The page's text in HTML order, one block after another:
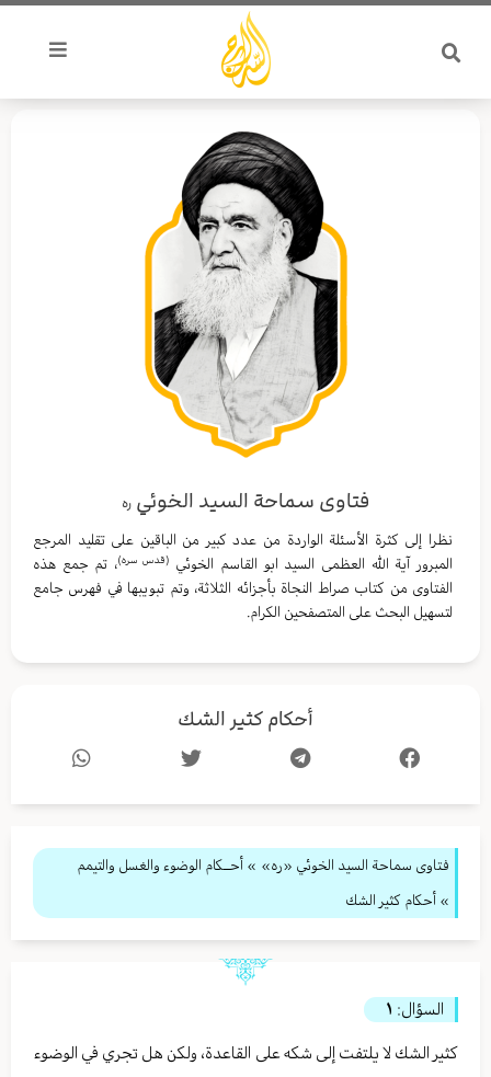
تخطي
المحتوى
فتاوى سماحة السيد الخوئي ره
نظرا إلى كثرة الأسئلة الواردة من عدد كبير من الباقين على تقليد المرجع
المبرور آية الله العظمى السيد ابو القاسم الخوئي (قدس سره)، تم جمع هذه
الفتاوى من كتاب صراط النجاة بأجزائه الثلاثة، وتم تبويبها في فهرس جامع
لتسهيل البحث على المتصفحين الكرام.
أحكام كثير الشك
فتاوى سماحة السيد الخوئي «ره» » أحــكام الوضوء والغسل والتيمم
» أحكام كثير الشك
السؤال: ١
كثير الشك لا يلتفت إلى شكه على القاعدة، ولكن هل تجري في الوضوء